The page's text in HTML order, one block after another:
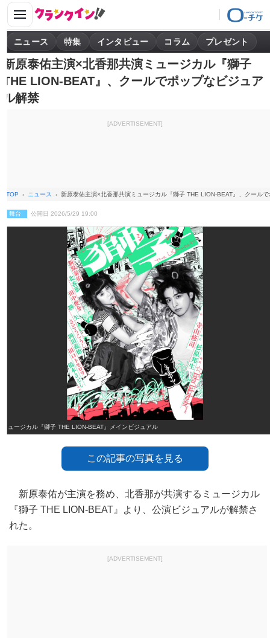
ニュース 特集 インタビュー コラム プレゼント
新原泰佑主演×北香那共演ミュージカル『獅子
THE LION-BEAT』、クールでポップなビジュア
ル解禁
[ADVERTISEMENT]
TOP ニュース 新原泰佑主演×北香那共演ミュージカル『獅子 THE LION-BEAT』、クール
舞台 公開日 2026/5/29 19:00
ミュージカル『獅子 THE LION-BEAT』メインビジュアル
この記事の写真を見る
新原泰佑が主演を務め、北香那が共演するミュージカル
『獅子 THE LION-BEAT』より、公演ビジュアルが解禁さ
れた。
[ADVERTISEMENT]